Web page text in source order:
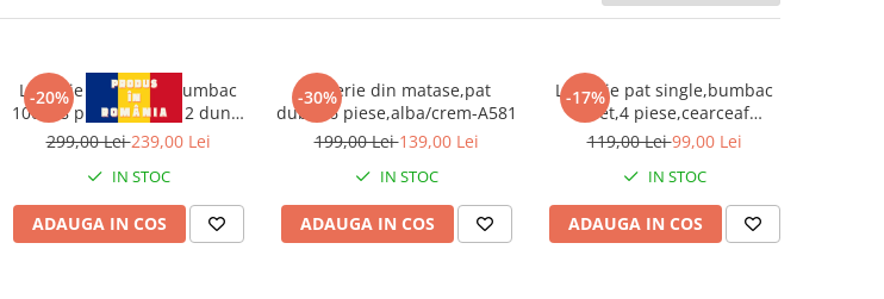
-20%
Lenjerie pat dublu,bumbac
100%,8 piese,alba cu 2 dungi
brodate verzi-67584
299,00 Lei239,00 Lei
IN STOC
ADAUGA IN COS
-30%
Lenjerie din matase,pat
dublu,6 piese,alba/crem-A581
199,00 Lei139,00 Lei
IN STOC
ADAUGA IN COS
-17%
Lenjerie pat single,bumbac
finet,4 piese,cearceaf
normal,alba cu pene albastre-
119,00 Lei99,00 Lei
IN STOC
ADAUGA IN COS